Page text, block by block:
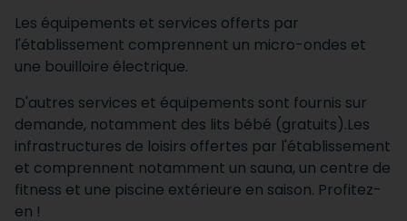
Les équipements et services offerts par
l'établissement comprennent un micro-ondes et
une bouilloire électrique.
D'autres services et équipements sont fournis sur
demande, notamment des lits bébé (gratuits).Les
infrastructures de loisirs offertes par l'établissement
et comprennent notamment un sauna, un centre de
fitness et une piscine extérieure en saison. Profitez-
en !